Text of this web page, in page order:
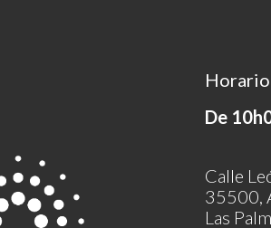
De
Calle
35500,
Las